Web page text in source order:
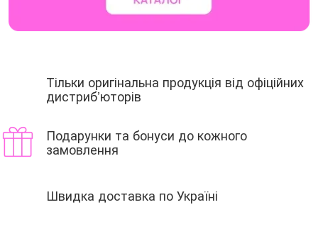
Тільки оригінальна продукція від офіційних
дистриб’юторів
Подарунки та бонуси до кожного
замовлення
Швидка доставка по Україні